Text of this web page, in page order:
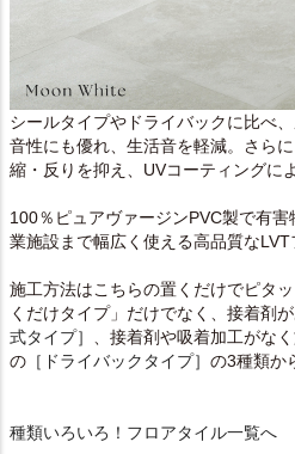
シールタイプやドライバックに比べ
音性にも優れ、生活音を軽減。さら
縮・反りを抑え、UVコーティングに
100％ピュアヴァージンPVC製で有
業施設まで幅広く使える高品質なLVT
施工方法はこちらの置くだけでピタ
くだけタイプ」だけでなく、接着剤
式タイプ］
、接着剤や吸着加工がな
の ［ドライバックタイプ］ の3種類か
種類いろいろ！フロアタイル一覧へ